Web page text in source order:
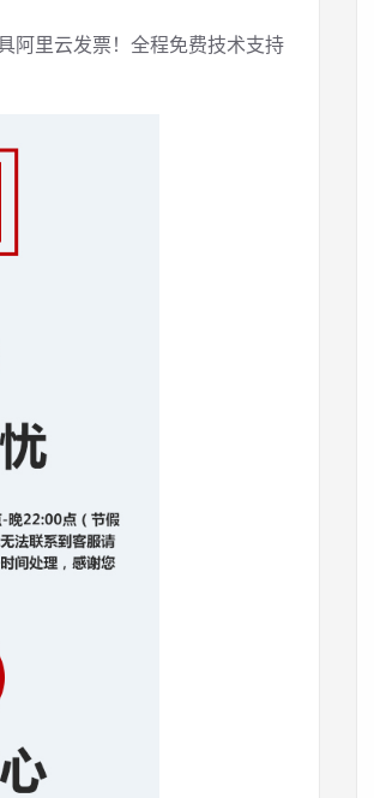
阿里云发票！全程免费技术支持